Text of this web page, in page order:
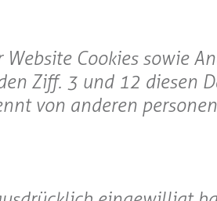
Cookies sowie
Ziff. 3 und 12 diesen
von anderen